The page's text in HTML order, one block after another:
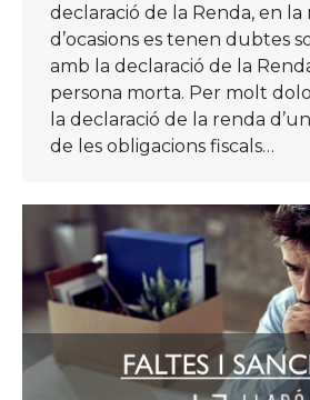
declaració de la Renda, en la
d’ocasions es tenen dubtes
amb la declaració de la
persona morta. Per molt
la declaració de la renda
de les obligacions fiscals…